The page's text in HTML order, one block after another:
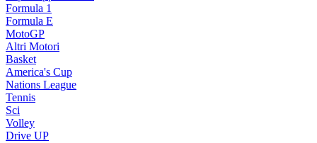
Formula 1
Formula E
MotoGP
Altri Motori
Basket
America's Cup
Nations League
Tennis
Sci
Volley
Drive UP